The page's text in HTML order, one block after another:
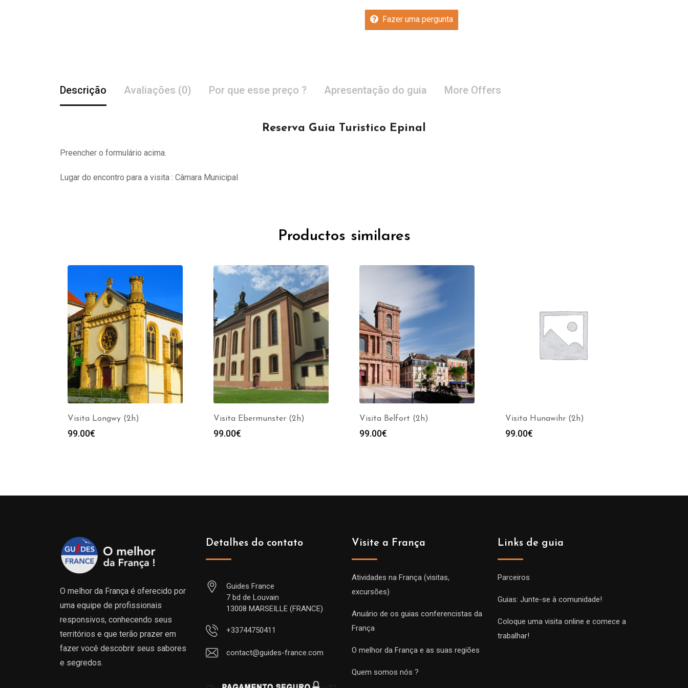
Fazer uma pergunta
Descrição Avaliações (0) Por que esse preço ? Apresentação do guia More Offers
Reserva Guia Turistico Epinal
Preencher o formulário acima.
Lugar do encontro para a visita : Câmara Municipal
Productos similares
Visita Longwy (2h)
99.00€
Visita Ebermunster (2h)
99.00€
Visita Belfort (2h)
99.00€
Visita Hunawihr (2h)
99.00€
O melhor da França é oferecido por
uma equipe de profissionais
responsivos, conhecendo seus
territórios e que terão prazer em
fazer você descobrir seus sabores
e segredos.
Detalhes do contato
Guides France
7 bd de Louvain
13008 MARSEILLE (FRANCE)
+33744750411
contact@guides-france.com
Visite a França
Atividades na França (visitas,
excursões)
Anuário de os guias conferencistas da
França
O melhor da França e as suas regiões
Quem somos nós ?
Links de guia
Parceiros
Guias: Junte-se à comunidade!
Coloque uma visita online e comece a
trabalhar!